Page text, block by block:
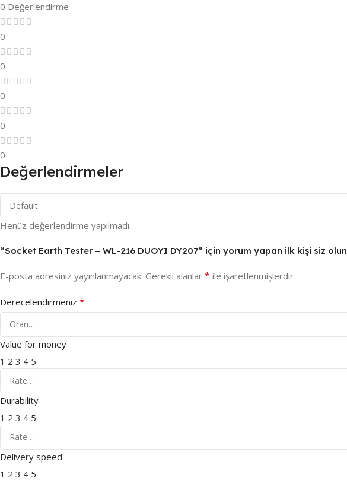
0 Değerlendirme
0
0
0
0
0
Değerlendirmeler
Henüz değerlendirme yapılmadı.
“Socket Earth Tester – WL-216 DUOYI DY207” için yorum yapan ilk kişi siz olun
E-posta adresiniz yayınlanmayacak. Gerekli alanlar * ile işaretlenmişlerdir
Derecelendirmeniz *
Value for money
1 2 3 4 5
Durability
1 2 3 4 5
Delivery speed
1 2 3 4 5